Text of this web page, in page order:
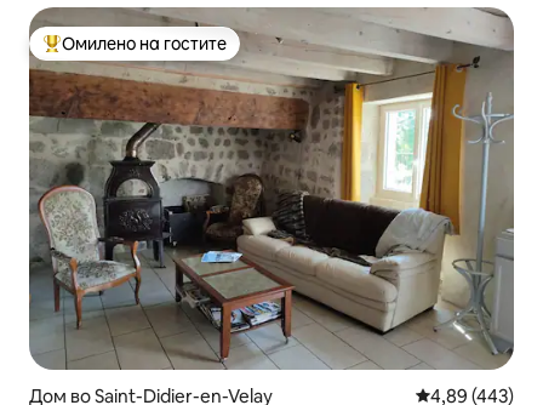
Меѓу најуспешните „Омилени на гостите“
Омилено на гостите
Дом во Saint-Didier-en-Velay Просечна
4,89 (443)